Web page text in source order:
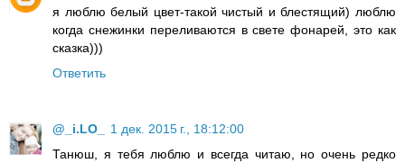
я люблю белый цвет-такой чистый и блестящий) люблю
когда снежинки переливаются в свете фонарей, это как
сказка)))
Ответить
@_i.LO_
1 дек. 2015 г., 18:12:00
Танюш, я тебя люблю и всегда читаю, но очень редко